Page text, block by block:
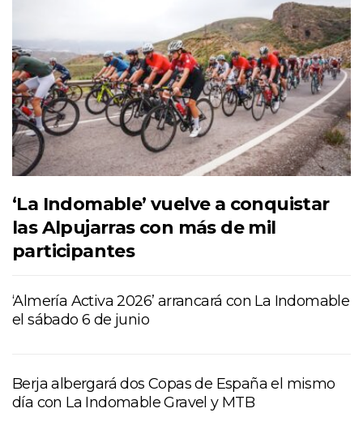
‘La Indomable’ vuelve a conquistar
las Alpujarras con más de mil
participantes
‘Almería Activa 2026’ arrancará con La Indomable
el sábado 6 de junio
Berja albergará dos Copas de España el mismo
día con La Indomable Gravel y MTB